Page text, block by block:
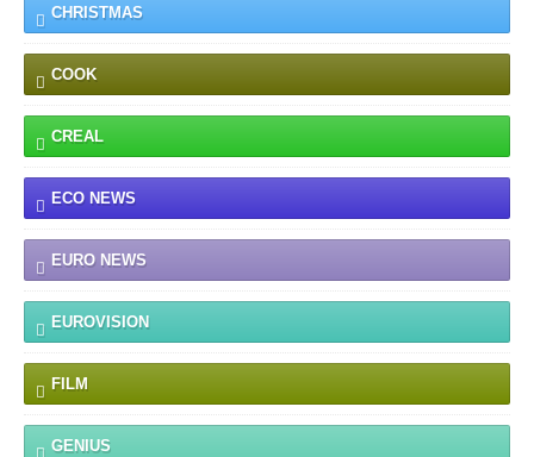
CHRISTMAS
COOK
CREAL
ECO NEWS
EURO NEWS
EUROVISION
FILM
GENIUS